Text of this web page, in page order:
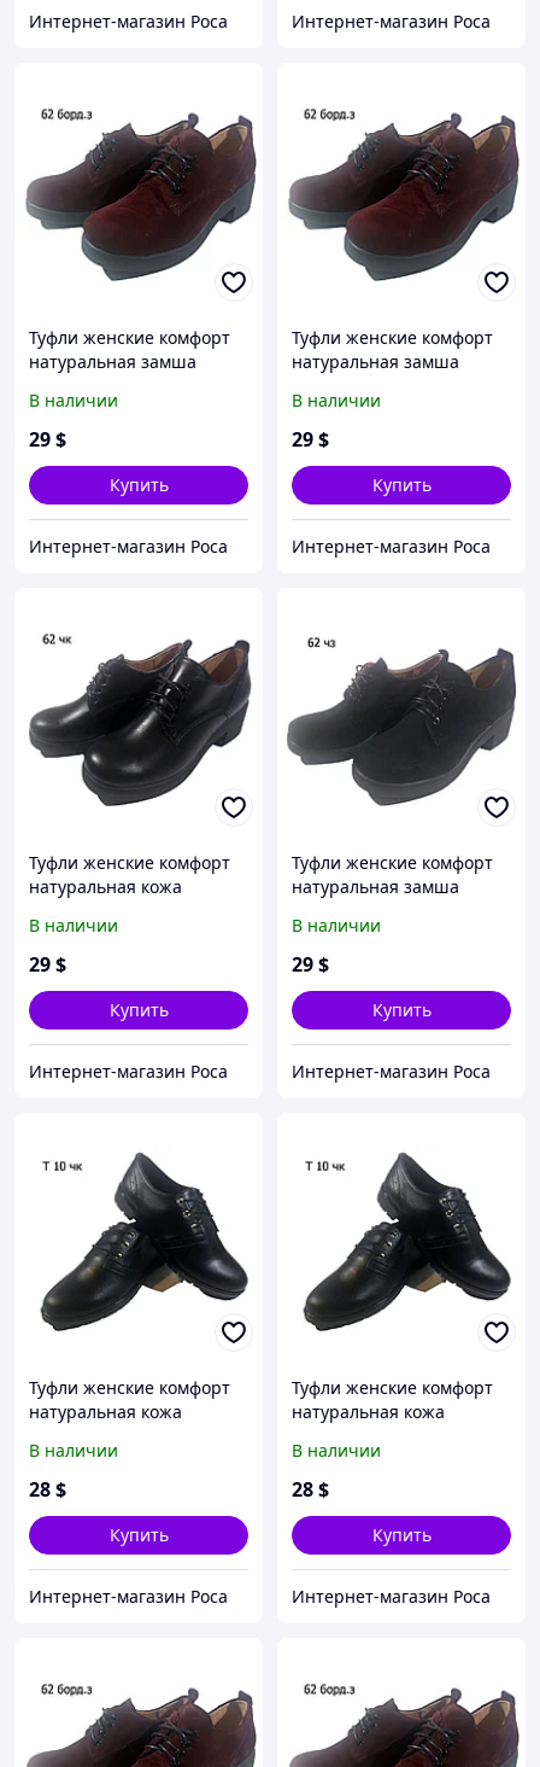
Интернет-магазин Роса Интернет-магазин Роса
Туфли женские комфорт
натуральная замша
(62бз)
В наличии
29$
Купить
Интернет-магазин Роса
Туфли женские комфорт
натуральная замша
(62бз) 36
В наличии
29$
Купить
Интернет-магазин Роса
Туфли женские комфорт
натуральная кожа
(Шнурок чк) 40
В наличии
29$
Купить
Интернет-магазин Роса
Туфли женские комфорт
натуральная замша
(шнурок чз) 36
В наличии
29$
Купить
Интернет-магазин Роса
Туфли женские комфорт
натуральная кожа
10 чк) 39
В наличии
28$
Купить
Интернет-магазин Роса
Туфли женские комфорт
натуральная кожа
10 чк)
В наличии
28$
Купить
Интернет-магазин Роса